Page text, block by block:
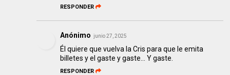
RESPONDER
Anónimo junio 27, 2025
Él quiere que vuelva la Cris para que le emita
billetes y el gaste y gaste... Y gaste.
RESPONDER